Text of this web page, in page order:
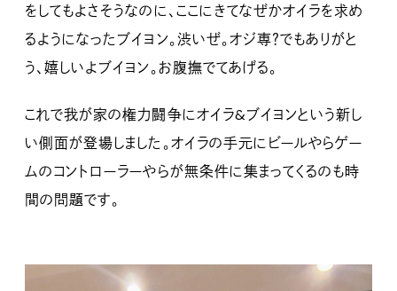
をしてもよさそうなのに、ここにきてなぜかオイラを求め
るようになったブイヨン。渋いぜ。オジ専？でもありがと
う、嬉しいよブイヨン。お腹撫でてあげる。
これで我が家の権力闘争にオイラ&ブイヨンという新し
い側面が登場しました。オイラの手元にビールやらゲー
ムのコントローラーやらが無条件に集まってくるのも時
間の問題です。